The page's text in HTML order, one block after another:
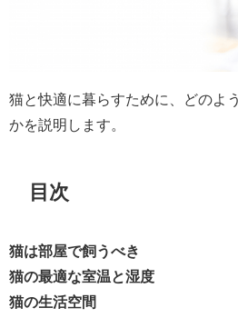
猫と快適に暮らすために、どのよ
かを説明します。
目次
猫は部屋で飼うべき
猫の最適な室温と湿度
猫の生活空間